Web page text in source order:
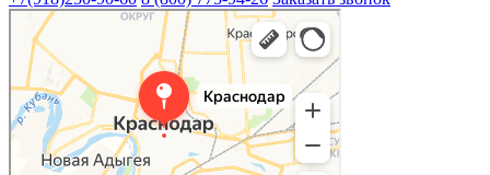
Краснодар
Краснодар — Яндекс Карты